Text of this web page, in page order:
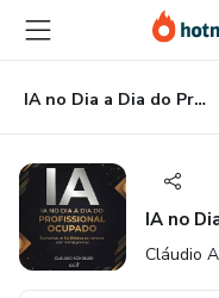
para
conteúdo
principal
para
pagamento
para
rodapé
IA no Dia a Dia do Profissional Ocupado
IA no
Cláudio